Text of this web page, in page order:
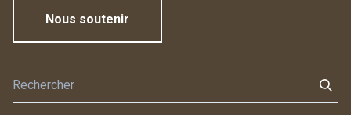
Nous soutenir